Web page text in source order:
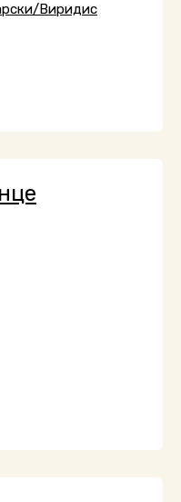
Виридис